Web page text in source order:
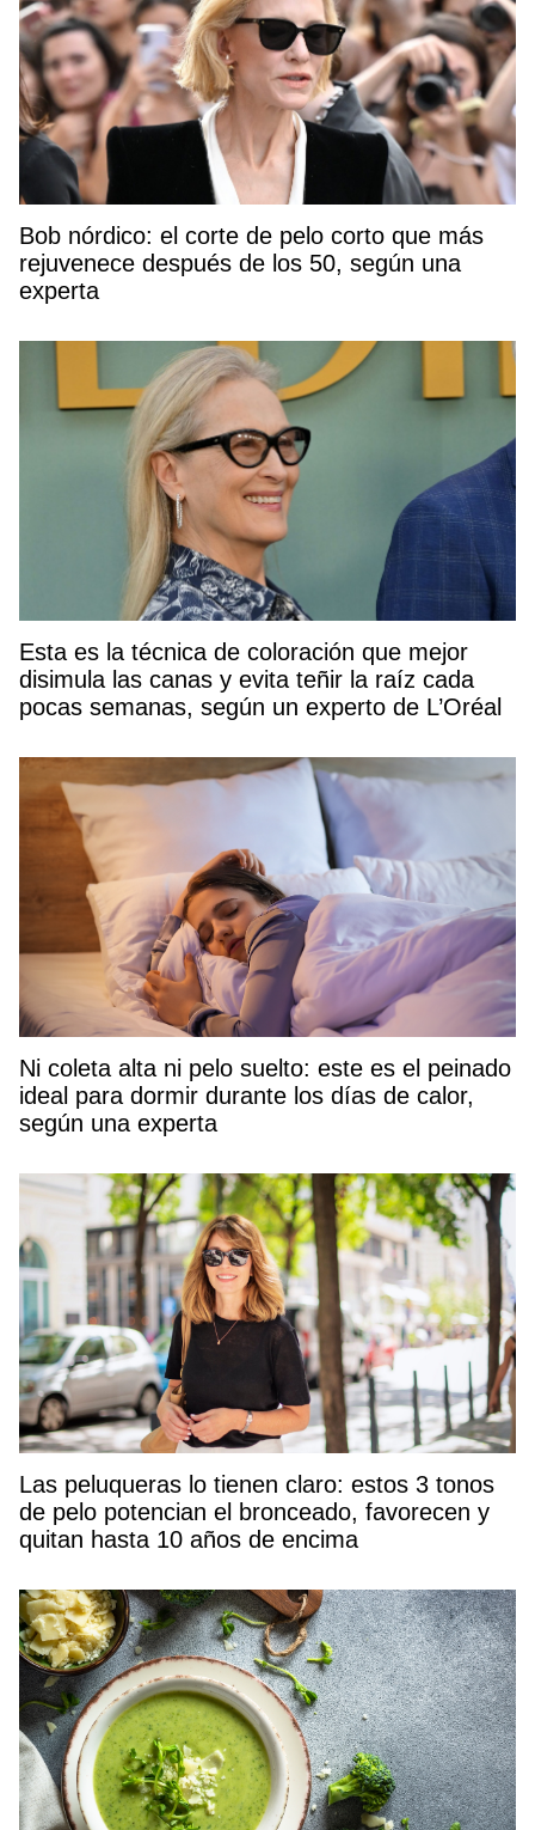
Bob nórdico: el corte de pelo corto que más
rejuvenece después de los 50, según una
experta
Esta es la técnica de coloración que mejor
disimula las canas y evita teñir la raíz cada
pocas semanas, según un experto de L’Oréal
Ni coleta alta ni pelo suelto: este es el peinado
ideal para dormir durante los días de calor,
según una experta
Las peluqueras lo tienen claro: estos 3 tonos
de pelo potencian el bronceado, favorecen y
quitan hasta 10 años de encima